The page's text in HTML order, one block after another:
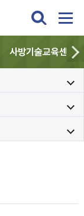
사방기술교육센터